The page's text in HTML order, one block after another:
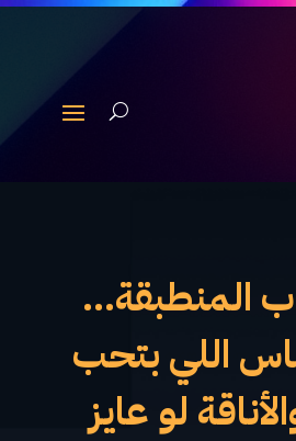
المنطبقة…
اللي بتحب
لو عايز